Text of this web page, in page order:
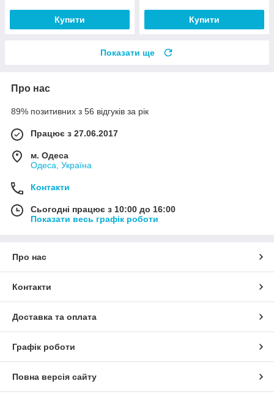
Купити Купити
Показати ще
Про нас
89% позитивних з 56 відгуків за рік
Працює з 27.06.2017
м. Одеса
Одеса, Україна
Контакти
Сьогодні працює з 10:00 до 16:00
Показати весь графік роботи
Про нас
Контакти
Доставка та оплата
Графік роботи
Повна версія сайту